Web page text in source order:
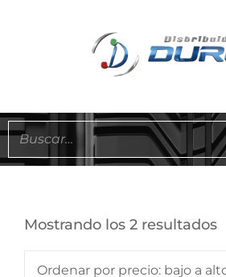
Mostrando los 2 resultados